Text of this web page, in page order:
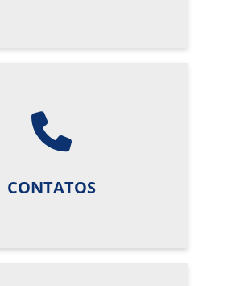
CONTATOS